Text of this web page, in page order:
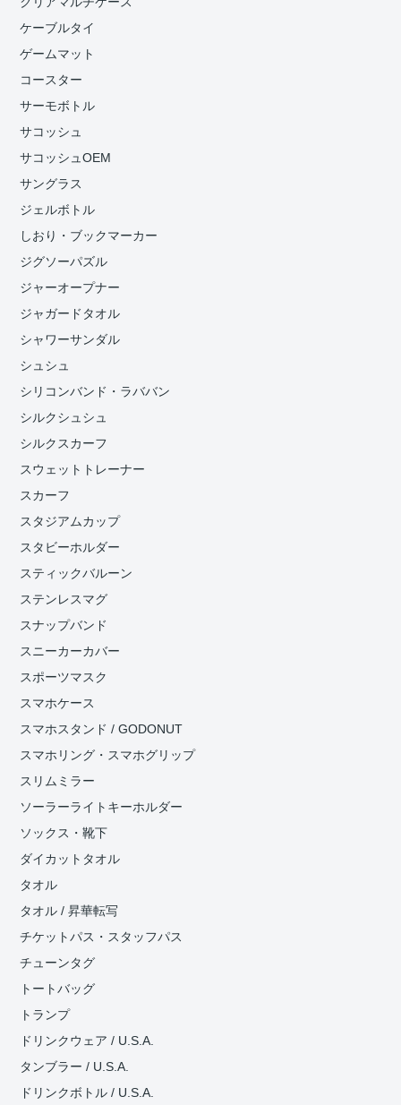
ケーブルタイ
ゲームマット
コースター
サーモボトル
サコッシュ
サコッシュOEM
サングラス
ジェルボトル
しおり・ブックマーカー
ジグソーパズル
ジャーオープナー
ジャガードタオル
シャワーサンダル
シュシュ
シリコンバンド・ラババン
シルクシュシュ
シルクスカーフ
スウェットトレーナー
スカーフ
スタジアムカップ
スタビーホルダー
スティックバルーン
ステンレスマグ
スナップバンド
スニーカーカバー
スポーツマスク
スマホケース
スマホスタンド / GODONUT
スマホリング・スマホグリップ
スリムミラー
ソーラーライトキーホルダー
ソックス・靴下
ダイカットタオル
タオル
タオル / 昇華転写
チケットパス・スタッフパス
チューンタグ
トートバッグ
トランプ
ドリンクウェア / U.S.A.
タンブラー / U.S.A.
ドリンクボトル / U.S.A.